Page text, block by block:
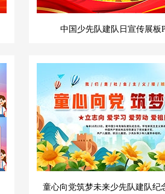
中国少先队建队日宣传展板
童心向党筑梦未来少先队建队纪